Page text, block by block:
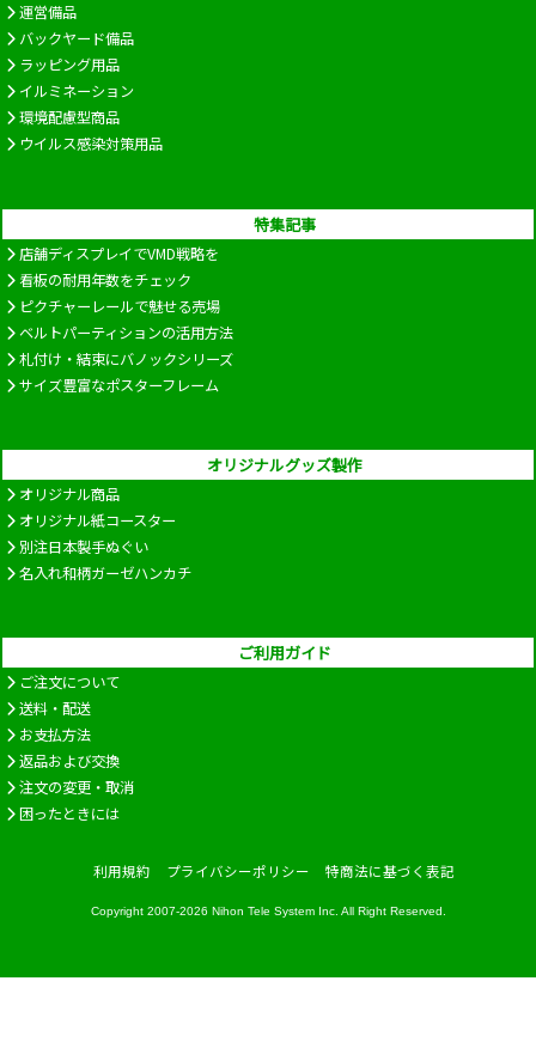
運営備品
バックヤード備品
ラッピング用品
イルミネーション
環境配慮型商品
ウイルス感染対策用品
特集記事
店舗ディスプレイでVMD戦略を
看板の耐用年数をチェック
ピクチャーレールで魅せる売場
ベルトパーティションの活用方法
札付け・結束にバノックシリーズ
サイズ豊富なポスターフレーム
オリジナルグッズ製作
オリジナル商品
オリジナル紙コースター
別注日本製手ぬぐい
名入れ和柄ガーゼハンカチ
ご利用ガイド
ご注文について
送料・配送
お支払方法
返品および交換
注文の変更・取消
困ったときには
利用規約 プライバシーポリシー 特商法に基づく表記
Copyright 2007-2026 Nihon Tele System Inc. All Right Reserved.